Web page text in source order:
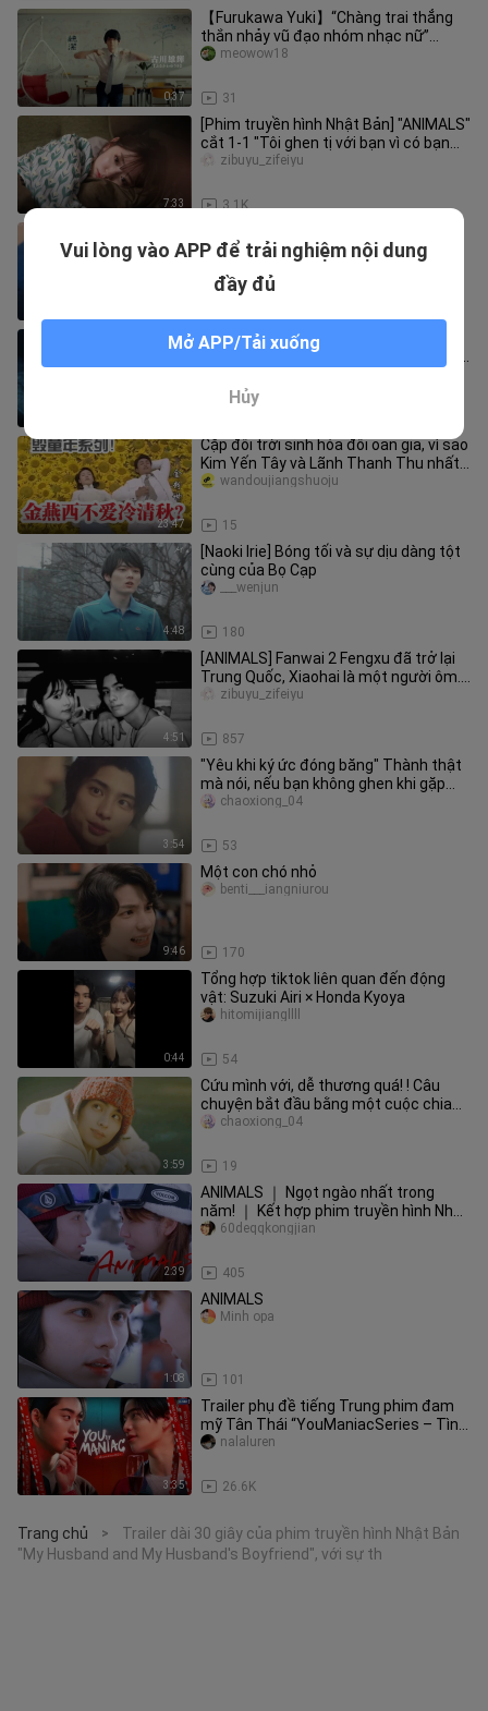
0:37
【Furukawa Yuki】“Chàng trai thẳng
thắn nhảy vũ đạo nhóm nhạc nữ”
Video vũ đạo mở đầu tập 7 phim truyề
31
meowow18
7:33
[Phim truyền hình Nhật Bản] "ANIMALS"
cắt 1-1 "Tôi ghen tị với bạn vì có bạn
trai có tín hiệu điện t
3.1K
zibuyu_zifeiyu
lại được chứ! Sao nhạt xỉn X idol đình
[Chuyển ngữ từ YouTube] Anime Cuộc
chiến quyết định tại Shinjuku trong thế
23:47
Cặp đôi trời sinh hóa đôi oan gia, vì sao
Kim Yến Tây và Lãnh Thanh Thu nhất
định phải kết thúc tron
15
wandoujiangshuoju
4:48
[Naoki Irie] Bóng tối và sự dịu dàng tột
cùng của Bọ Cạp
180
___wenjun
4:51
[ANIMALS] Fanwai 2 Fengxu đã trở lại
Trung Quốc, Xiaohai là một người ôm.
Cặp đôi nhỏ quá ngọt ngào
857
zibuyu_zifeiyu
3:54
"Yêu khi ký ức đóng băng" Thành thật
mà nói, nếu bạn không ghen khi gặp
người yêu cũ thì bạn đang nó
53
chaoxiong_04
9:46
Một con chó nhỏ
170
benti___iangniurou
0:44
Tổng hợp tiktok liên quan đến động
vật: Suzuki Airi × Honda Kyoya
54
hitomijiangllll
3:59
Cứu mình với, dễ thương quá! ! Câu
chuyện bắt đầu bằng một cuộc chia
tay và một tai nạn xe hơi, cô ấ
19
chaoxiong_04
2:39
ANIMALS ｜ Ngọt ngào nhất trong
năm! ｜ Kết hợp phim truyền hình Nhật
Bản ｜ Honiya Hibuya x Suzuki Air
405
60deqqkongjian
1:08
ANIMALS
101
Minh opa
3:35
Trailer phụ đề tiếng Trung phim đam
mỹ Tân Thái “YouManiacSeries – Tình
Yêu Điên Cuồng”! WilliamEst
26.6K
nalaluren
Trang chủ >
Trailer dài 30 giây của phim truyền hình Nhật Bản
"My Husband and My Husband's Boyfriend", với sự th
Vui lòng vào APP để trải nghiệm nội dung
đầy đủ
Mở APP/Tải xuống
Hủy